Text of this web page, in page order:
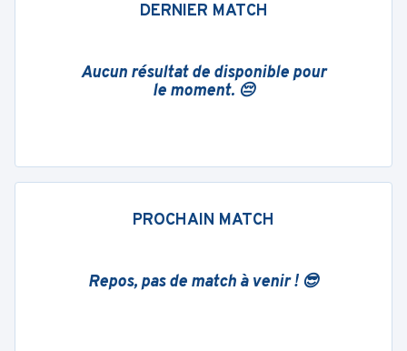
DERNIER MATCH
Aucun résultat de disponible pour
le moment. 😔
PROCHAIN MATCH
Repos, pas de match à venir ! 😎